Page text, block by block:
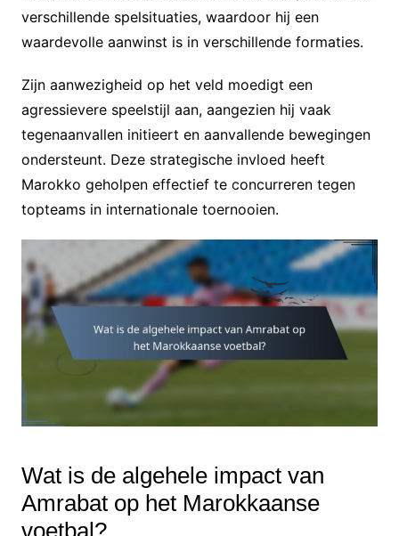
verschillende spelsituaties, waardoor hij een
waardevolle aanwinst is in verschillende formaties.
Zijn aanwezigheid op het veld moedigt een
agressievere speelstijl aan, aangezien hij vaak
tegenaanvallen initieert en aanvallende bewegingen
ondersteunt. Deze strategische invloed heeft
Marokko geholpen effectief te concurreren tegen
topteams in internationale toernooien.
Wat is de algehele impact van
Amrabat op het Marokkaanse
voetbal?